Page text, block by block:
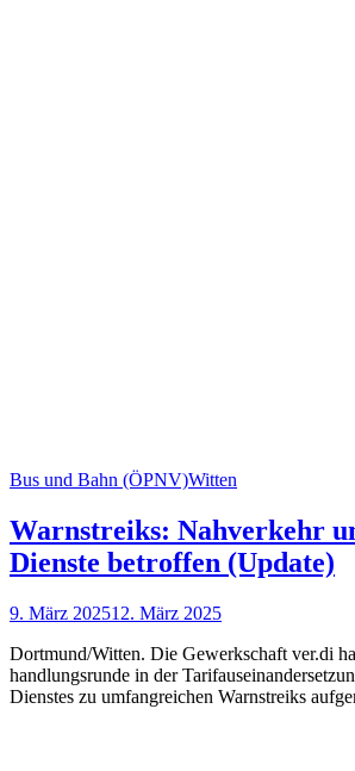
Bus und Bahn (ÖPNV)Witten
Warnstreiks: Nahverkehr
Dienste betroffen (Update)
9. März 202512. März 2025
Dortmund/Witten. Die Ge­werk­schaft ver.di
handl­ungs­runde in der
Diens­tes zu um­fang­reichen Warn­streiks